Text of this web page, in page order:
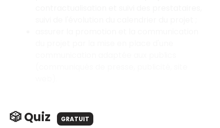
🎲 Quiz GRATUIT